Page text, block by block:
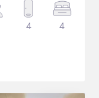
4 4